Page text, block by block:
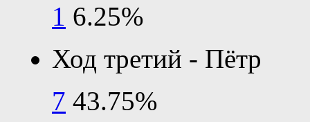
1 6.25%
Ход третий - Пётр
7 43.75%